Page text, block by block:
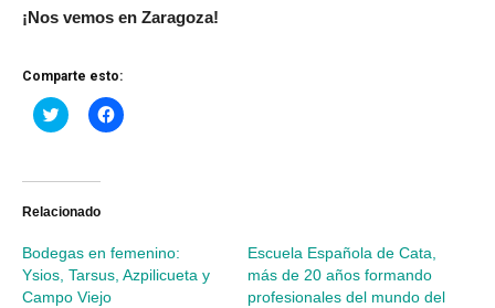
¡Nos vemos en Zaragoza!
Comparte esto:
Haz
clic
Twitter
abre
ventana
nueva)
Haz
clic
ventana
nueva)
Relacionado
Bodegas en femenino:
Ysios, Tarsus, Azpilicueta y
Campo Viejo
Escuela Española de Cata,
más de 20 años formando
profesionales del mundo del